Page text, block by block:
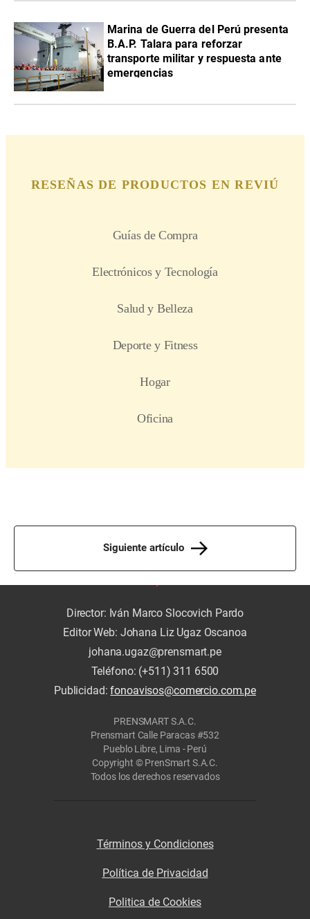
Marina de Guerra del Perú presenta
B.A.P. Talara para reforzar
transporte militar y respuesta ante
emergencias
Siguiente artículo
Director: Iván Marco Slocovich Pardo
Editor Web: Johana Liz Ugaz Oscanoa
johana.ugaz@prensmart.pe
Teléfono: (+511) 311 6500
Publicidad:fonoavisos@comercio.com.pe
PRENSMART S.A.C.
Prensmart Calle Paracas #532
Pueblo Libre, Lima - Perú
Copyright © PrenSmart S.A.C.
Todos los derechos reservados
Términos y Condiciones
Política de Privacidad
Politica de Cookies